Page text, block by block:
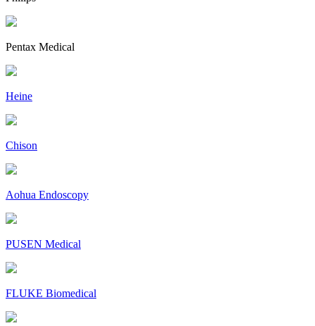
Pentax Medical
Heine
Chison
Aohua Endoscopy
PUSEN Medical
FLUKE Biomedical